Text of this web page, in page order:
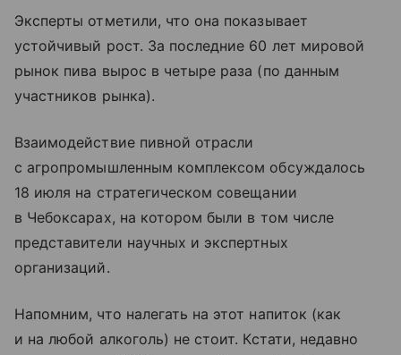
Эксперты отметили, что она показывает
устойчивый рост. За последние 60 лет мировой
рынок пива вырос в четыре раза (по данным
участников рынка).
Взаимодействие пивной отрасли
с агропромышленным комплексом обсуждалось
18 июля на стратегическом совещании
в Чебоксарах, на котором были в том числе
представители научных и экспертных
организаций.
Напомним, что налегать на этот напиток (как
и на любой алкоголь) не стоит. Кстати, недавно